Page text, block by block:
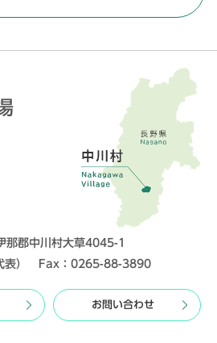
郡中川村大草4045-1
表） Fax：0265-88-3890
お問い合わせ